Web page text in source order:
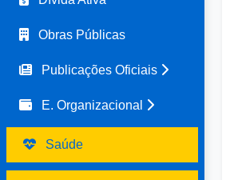
Obras Públicas
Publicações Oficiais
E. Organizacional
Saúde